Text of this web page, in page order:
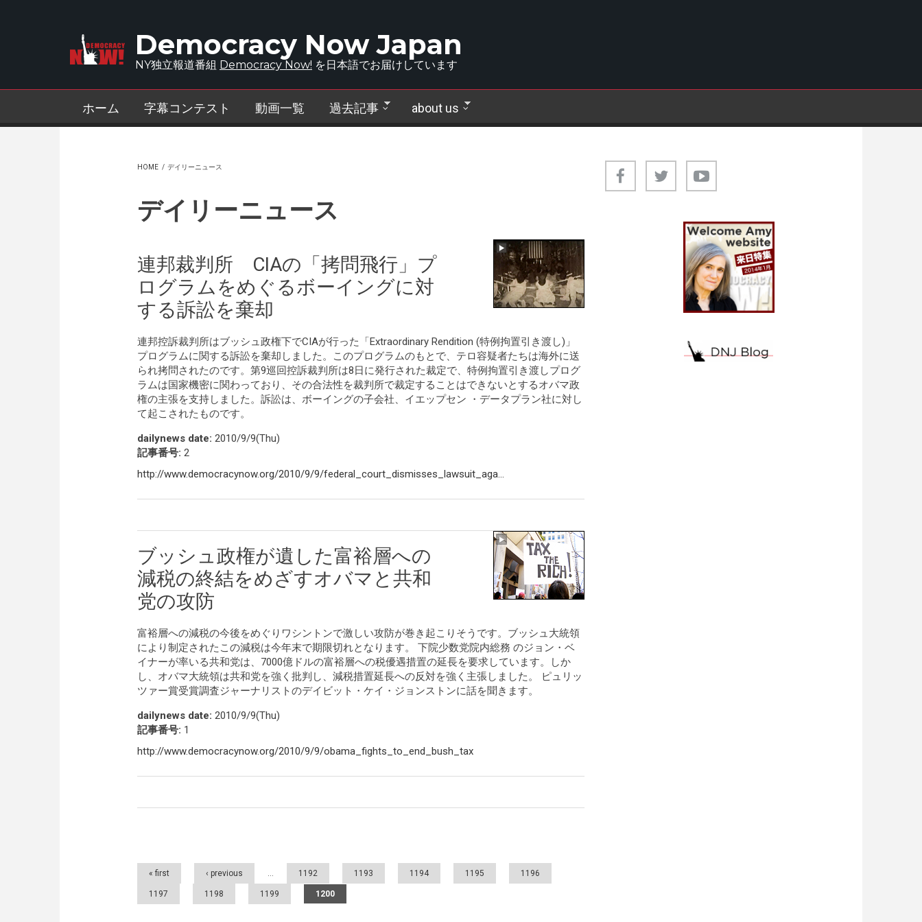
Democracy Now Japan
NY独立報道番組 Democracy Now! を日本語でお届けしています
ホーム 字幕コンテスト 動画一覧 過去記事 about us
HOME / デイリーニュース
デイリーニュース
連邦裁判所 CIAの「拷問飛行」プ
ログラムをめぐるボーイングに対
する訴訟を棄却
連邦控訴裁判所はブッシュ政権下でCIAが行った「Extraordinary Rendition (特例拘置引き渡し)」
プログラムに関する訴訟を棄却しました。このプログラムのもとで、テロ容疑者たちは海外に送
られ拷問されたのです。第9巡回控訴裁判所は8日に発行された裁定で、特例拘置引き渡しプログ
ラムは国家機密に関わっており、その合法性を裁判所で裁定することはできないとするオバマ政
権の主張を支持しました。訴訟は、ボーイングの子会社、イエップセン ・データプラン社に対し
て起こされたものです。
dailynews date: 2010/9/9(Thu)
記事番号: 2
http://www.democracynow.org/2010/9/9/federal_court_dismisses_lawsuit_aga...
ブッシュ政権が遺した富裕層への
減税の終結をめざすオバマと共和
党の攻防
富裕層への減税の今後をめぐりワシントンで激しい攻防が巻き起こりそうです。ブッシュ大統領
により制定されたこの減税は今年末で期限切れとなります。 下院少数党院内総務 のジョン・ベ
イナーが率いる共和党は、7000億ドルの富裕層への税優遇措置の延長を要求しています。しか
し、オバマ大統領は共和党を強く批判し、減税措置延長への反対を強く主張しました。 ピュリッ
ツァー賞受賞調査ジャーナリストのデイビット・ケイ・ジョンストンに話を聞きます。
dailynews date: 2010/9/9(Thu)
記事番号: 1
http://www.democracynow.org/2010/9/9/obama_fights_to_end_bush_tax
« first ‹ previous … 1192 1193 1194 1195 1196
1197 1198 1199 1200